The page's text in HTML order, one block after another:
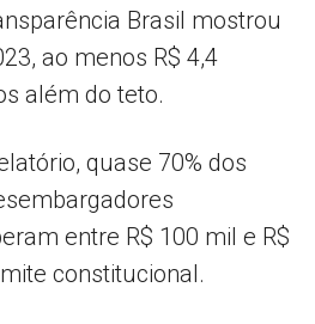
Brasil mostrou
ao menos R$ 4,4
além do teto.
quase 70% dos
entre R$ 100 mil e R$
constitucional.